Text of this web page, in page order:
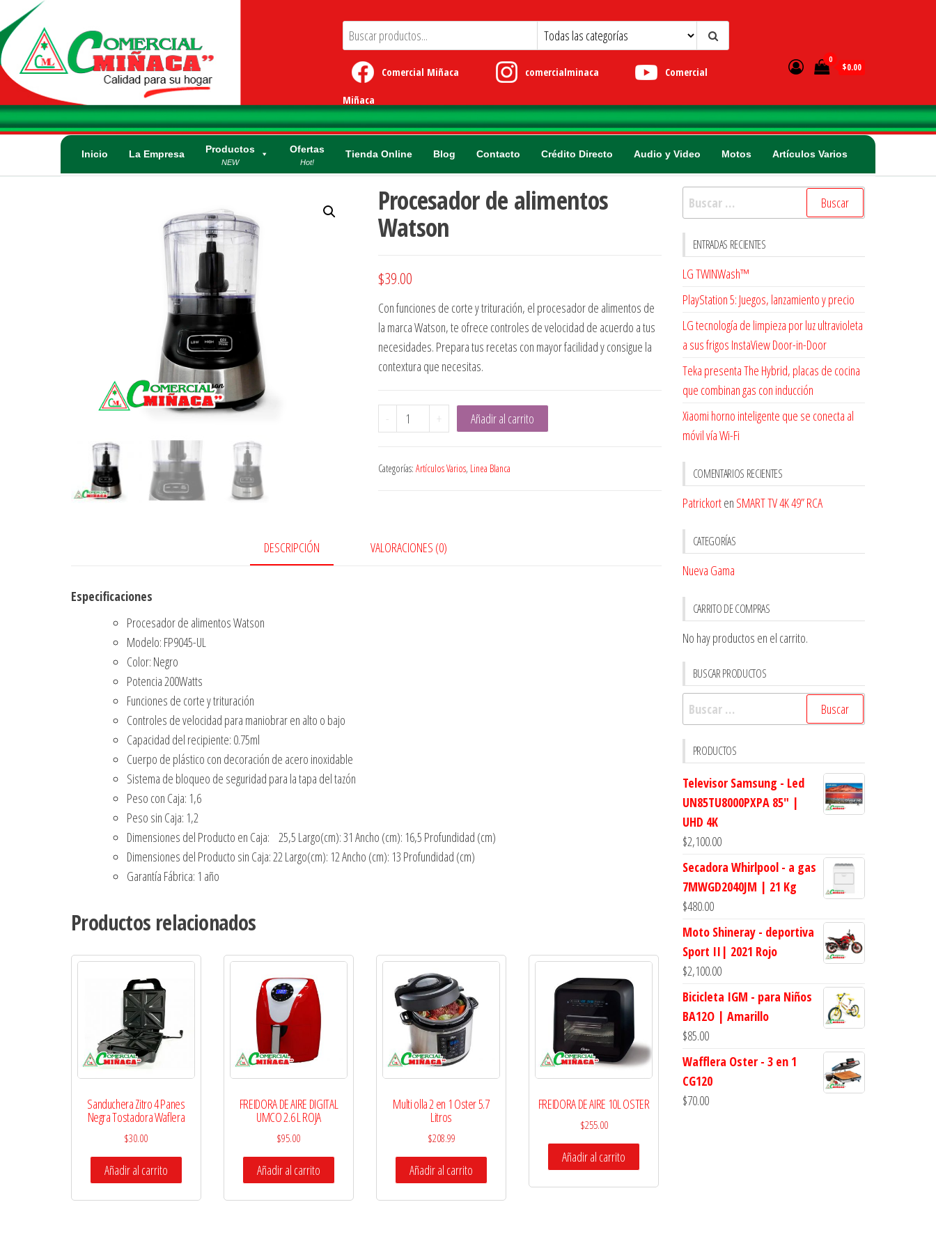
al
contenido
Comercial
Miñaca
Calidad para su
en
electrodomésticos
y artículos
eléctricos.
Comercial Miñaca comercialminaca Comercial
Miñaca
0
$0.00
Inicio La Empresa Productos
NEW
Ofertas
Hot!
Tienda Online Blog Contacto Crédito Directo Audio y Video Motos Artículos Varios
Procesador de alimentos
Watson
$39.00
Con funciones de corte y trituración, el procesador de alimentos de
la marca Watson, te ofrece controles de velocidad de acuerdo a tus
necesidades. Prepara tus recetas con mayor facilidad y consigue la
contextura que necesitas.
-
Procesador
de
Watson
+ Añadir al carrito
Categorías: Artículos Varios, Linea Blanca
DESCRIPCIÓN VALORACIONES (0)
Especificaciones
Procesador de alimentos Watson
Modelo: FP9045-UL
Color: Negro
Potencia 200Watts
Funciones de corte y trituración
Controles de velocidad para maniobrar en alto o bajo
Capacidad del recipiente: 0.75ml
Cuerpo de plástico con decoración de acero inoxidable
Sistema de bloqueo de seguridad para la tapa del tazón
Peso con Caja: 1,6
Peso sin Caja: 1,2
Dimensiones del Producto en Caja: 25,5 Largo(cm): 31 Ancho (cm): 16,5 Profundidad (cm)
Dimensiones del Producto sin Caja: 22 Largo(cm): 12 Ancho (cm): 13 Profundidad (cm)
Garantía Fábrica: 1 año
Productos relacionados
Sanduchera Zitro 4 Panes
Negra Tostadora Waflera
$30.00
Añadir al carrito
FREIDORA DE AIRE DIGITAL
UMCO 2.6 L ROJA
$95.00
Añadir al carrito
Multi olla 2 en 1 Oster 5.7
Litros
$208.99
Añadir al carrito
FREIDORA DE AIRE 10L OSTER
$255.00
Añadir al carrito
Buscar:
ENTRADAS RECIENTES
LG TWINWash™
PlayStation 5: Juegos, lanzamiento y precio
LG tecnología de limpieza por luz ultravioleta
a sus frigos InstaView Door-in-Door
Teka presenta The Hybrid, placas de cocina
que combinan gas con inducción
Xiaomi horno inteligente que se conecta al
móvil vía Wi-Fi
COMENTARIOS RECIENTES
Patrickorten SMART TV 4K 49” RCA
CATEGORÍAS
Nueva Gama
CARRITO DE COMPRAS
No hay productos en el carrito.
BUSCAR PRODUCTOS
Buscar:
PRODUCTOS
Televisor Samsung - Led
UN85TU8000PXPA 85" |
UHD 4K
$2,100.00
Secadora Whirlpool - a gas
7MWGD2040JM | 21 Kg
$480.00
Moto Shineray - deportiva
Sport II| 2021 Rojo
$2,100.00
Bicicleta IGM - para Niños
BA12O | Amarillo
$85.00
Wafflera Oster - 3 en 1
CG120
$70.00